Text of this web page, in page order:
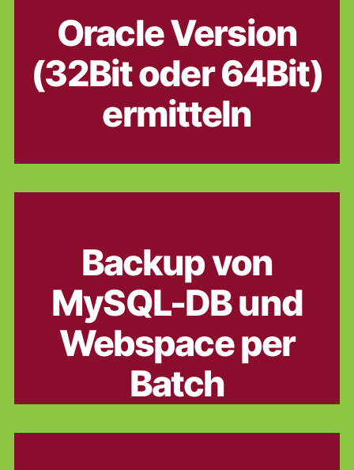
Oracle Version
(32Bit oder 64Bit)
ermitteln
Backup von
MySQL-DB und
Webspace per
Batch